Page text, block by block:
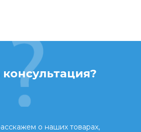
о наших товарах,